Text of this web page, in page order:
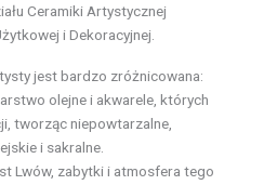
Ceramiki Artystycznej
i Dekoracyjnej.
jest bardzo zróżnicowana:
olejne i akwarele, których
tworząc niepowtarzalne,
i sakralne.
Lwów, zabytki i atmosfera tego